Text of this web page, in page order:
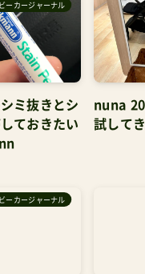
ーカージャーナル
ミ抜きとシ
ておきたい
nuna
試して
ーカージャーナル